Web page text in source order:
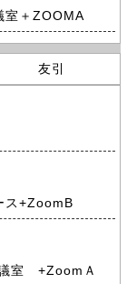
＋ZOOMA
友引
ス+ZoomB
室 +ZoomＡ